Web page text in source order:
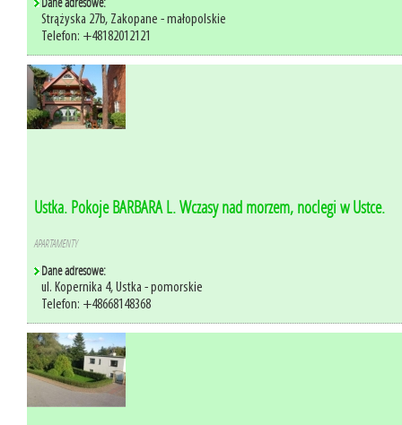
Dane adresowe:
Strążyska 27b, Zakopane - małopolskie
Telefon: +48182012121
Ustka. Pokoje BARBARA L. Wczasy nad morzem, noclegi w Ustce.
APARTAMENTY
Dane adresowe:
ul. Kopernika 4, Ustka - pomorskie
Telefon: +48668148368